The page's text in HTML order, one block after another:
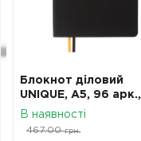
Блокнот діловий
UNIQUE, А5, 96 арк.,
клітинка, чорний з
В наявності
467.00 грн.